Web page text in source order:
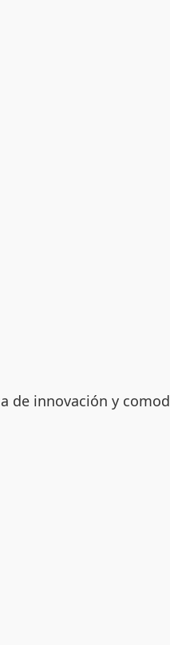
de innovación y